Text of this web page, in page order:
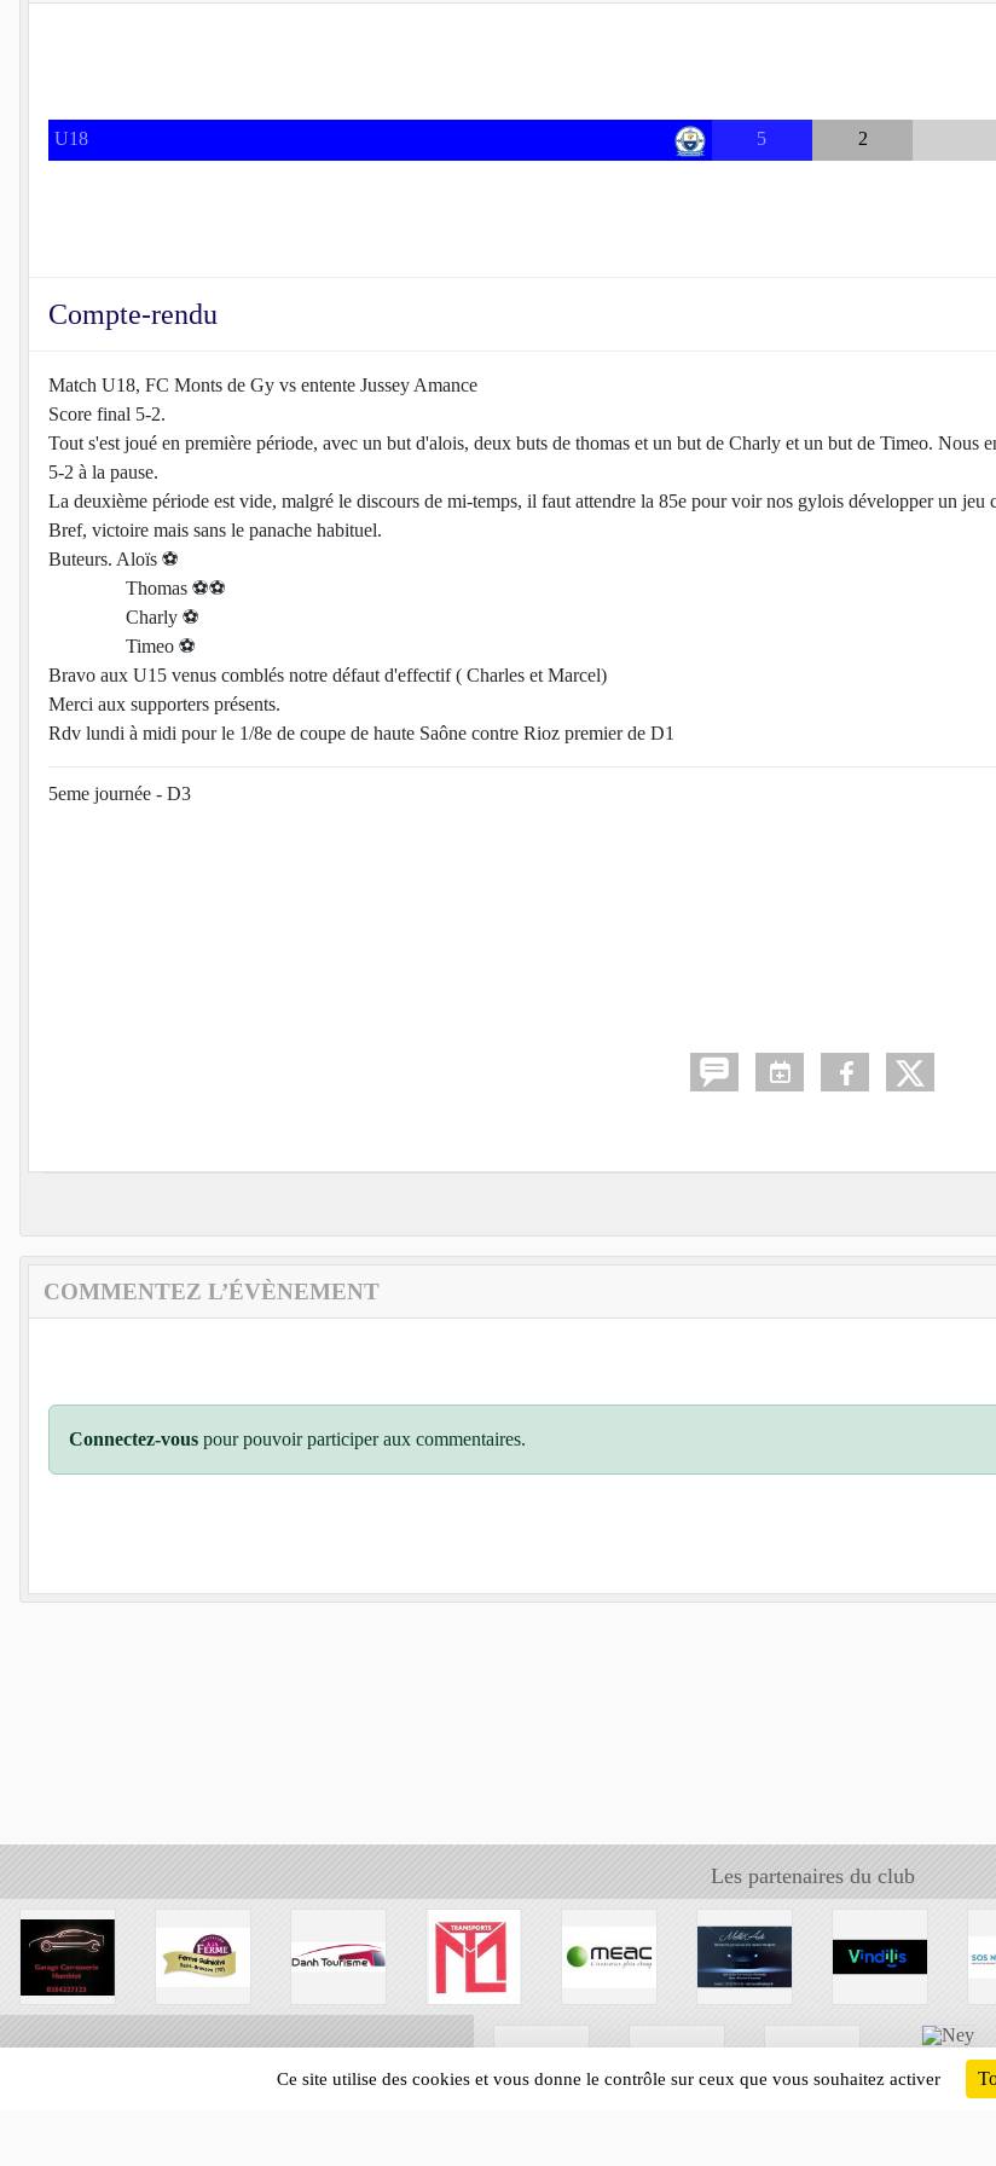
U18 5 2
Compte-rendu
Match U18, FC Monts de Gy vs entente Jussey Amance
Score final 5-2.
Tout s'est joué en première période, avec un but d'alois, deux buts de thomas et un but de Charly et un but de Timeo. Nous
5-2 à la pause.
La deuxième période est vide, malgré le discours de mi-temps, il faut attendre la 85e pour voir nos gylois développer un
Bref, victoire mais sans le panache habituel.
Buteurs. Aloïs ⚽
Thomas ⚽⚽
Charly ⚽
Timeo ⚽
Bravo aux U15 venus comblés notre défaut d'effectif ( Charles et Marcel)
Merci aux supporters présents.
Rdv lundi à midi pour le 1/8e de coupe de haute Saône contre Rioz premier de D1
5eme journée - D3
COMMENTEZ L’ÉVÈNEMENT
Connectez-vous pour pouvoir participer aux commentaires.
Les partenaires du club
Ce site utilise des cookies et vous donne le contrôle sur ceux que vous souhaitez activer